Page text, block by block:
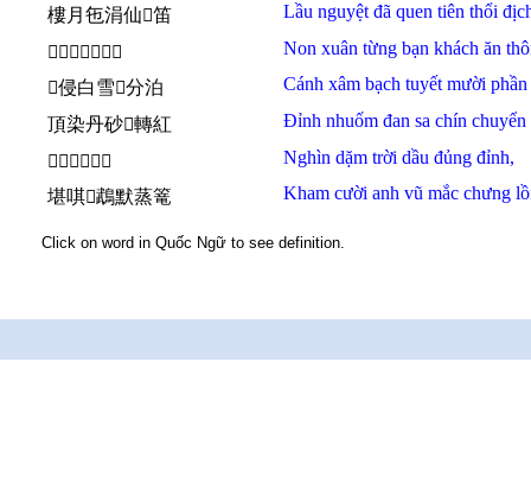
樓月㐌涓仙𠺙笛
Lầu nguyệt đã quen tiên thổi
𡽫春曾伴客咹椿
Non xuân từng bạn khách ăn
󰰍侵白雪𱑕分泊
Cánh xâm bạch tuyết mười phần
頂染丹砂𠃩轉紅
Đỉnh nhuốm đan sa chín chuyển
𠦳埮𡗶油董頂
Nghìn dặm trời dầu đủng đỉnh,
堪唭𲍣鵡默蒸篭
Kham cười anh vũ mắc chưng
Click on word in Quốc Ngữ to see definition.